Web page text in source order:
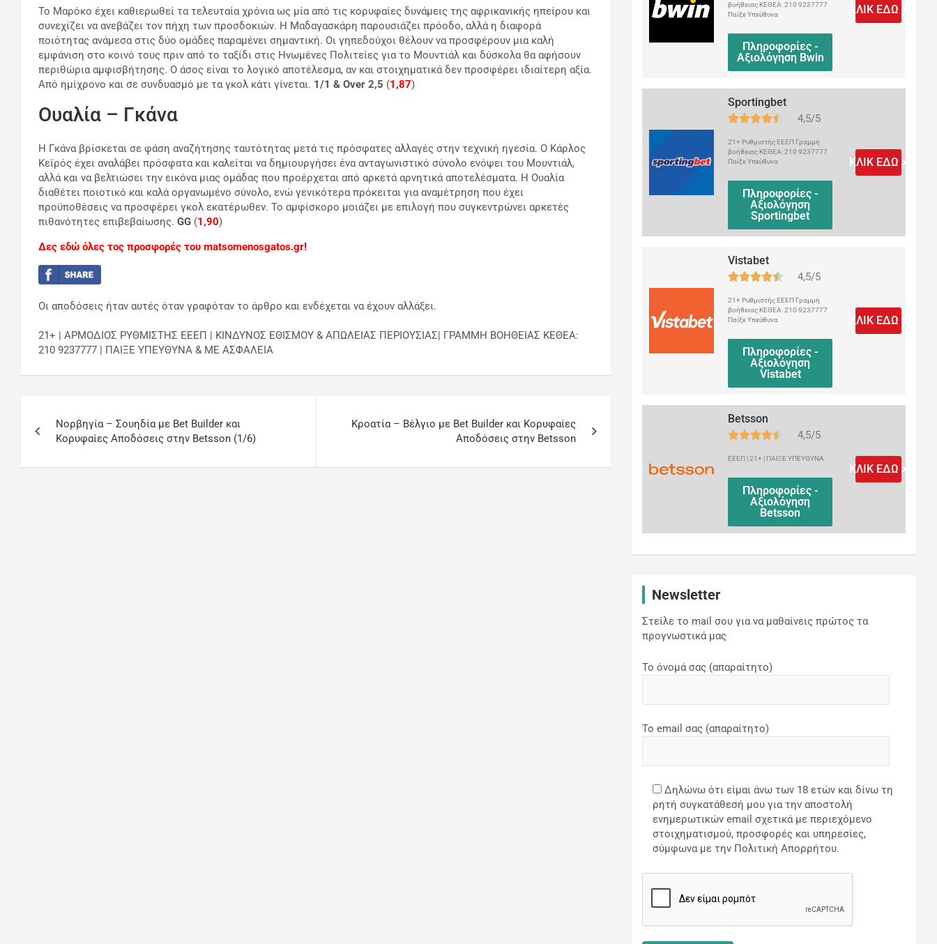
Το Μαρόκο έχει καθιερωθεί τα τελευταία χρόνια ως μία από τις κορυφαίες δυνάμεις της αφρικανικής ηπείρου και
συνεχίζει να ανεβάζει τον πήχη των προσδοκιών. Η Μαδαγασκάρη παρουσιάζει πρόοδο, αλλά η διαφορά
ποιότητας ανάμεσα στις δύο ομάδες παραμένει σημαντική. Οι γηπεδούχοι θέλουν να προσφέρουν μια καλή
εμφάνιση στο κοινό τους πριν από το ταξίδι στις Ηνωμένες Πολιτείες για το Μουντιάλ και δύσκολα θα αφήσουν
περιθώρια αμφισβήτησης. Ο άσος είναι το λογικό αποτέλεσμα, αν και στοιχηματικά δεν προσφέρει ιδιαίτερη αξία.
Aπό ημίχρονο και σε συνδυασμό με τα γκολ κάτι γίνεται. 1/1 & Over 2,5 (1,87)
Ουαλία – Γκάνα
Η Γκάνα βρίσκεται σε φάση αναζήτησης ταυτότητας μετά τις πρόσφατες αλλαγές στην τεχνική ηγεσία. Ο Κάρλος
Κεϊρός έχει αναλάβει πρόσφατα και καλείται να δημιουργήσει ένα ανταγωνιστικό σύνολο ενόψει του Μουντιάλ,
αλλά και να βελτιώσει την εικόνα μιας ομάδας που προέρχεται από αρκετά αρνητικά αποτελέσματα. Η Ουαλία
διαθέτει ποιοτικό και καλά οργανωμένο σύνολο, ενώ γενικότερα πρόκειται για αναμέτρηση που έχει
προϋποθέσεις να προσφέρει γκολ εκατέρωθεν. Το αμφίσκορο μοιάζει με επιλογή που συγκεντρώνει αρκετές
πιθανότητες επιβεβαίωσης. GG (1,90)
Δες εδώ όλες τος προσφορές του matsomenosgatos.gr!
Οι αποδόσεις ήταν αυτές όταν γραφόταν το άρθρο και ενδέχεται να έχουν αλλάξει.
21+ | ΑΡΜΟΔΙΟΣ ΡΥΘΜΙΣΤΗΣ ΕΕΕΠ | ΚΙΝΔΥΝΟΣ ΕΘΙΣΜΟΥ & ΑΠΩΛΕΙΑΣ ΠΕΡΙΟΥΣΙΑΣ| ΓΡΑΜΜΗ ΒΟΗΘΕΙΑΣ ΚΕΘΕΑ:
210 9237777 | ΠΑΙΞΕ ΥΠΕΥΘΥΝΑ & ΜΕ ΑΣΦΑΛΕΙΑ
Νορβηγία – Σουηδία με Bet Builder και
Κορυφαίες Αποδόσεις στην Betsson (1/6)
Κροατία – Βέλγιο με Bet Builder και Κορυφαίες
Αποδόσεις στην Betsson
βοήθειας ΚΕΘΕΑ: 210 9237777
Παίξε Υπεύθυνα
Πληροφορίες -
Αξιολόγηση Bwin
ΚΛΙΚ ΕΔΩ >
Sportingbet
4,5/5
21+ Ρυθμιστής ΕΕΕΠ Γραμμή
βοήθειας ΚΕΘΕΑ: 210 9237777
Παίξε Υπεύθυνα
Πληροφορίες -
Αξιολόγηση
Sportingbet
ΚΛΙΚ ΕΔΩ >
Vistabet
4,5/5
21+ Ρυθμιστής ΕΕΕΠ Γραμμή
βοήθειας ΚΕΘΕΑ: 210 9237777
Παίξε Υπεύθυνα
Πληροφορίες -
Αξιολόγηση
Vistabet
ΚΛΙΚ ΕΔΩ >
Betsson
4,5/5
ΕΕΕΠ | 21+ | ΠΑΙΞΕ ΥΠΕΥΘΥΝΑ
Πληροφορίες -
Αξιολόγηση
Betsson
ΚΛΙΚ ΕΔΩ >
Newsletter
Στείλε το mail σου για να μαθαίνεις πρώτος τα
προγνωστικά μας
Το όνομά σας (απαραίτητο)
Το email σας (απαραίτητο)
Δηλώνω ότι είμαι άνω των 18 ετών και δίνω τη
ρητή συγκατάθεσή μου για την αποστολή
ενημερωτικών email σχετικά με περιεχόμενο
στοιχηματισμού, προσφορές και υπηρεσίες,
σύμφωνα με την Πολιτική Απορρήτου.